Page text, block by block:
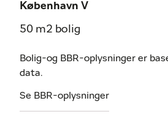
København V
50 m2 bolig
Bolig-og BBR-oplysninger er
data.
Se BBR-oplysninger